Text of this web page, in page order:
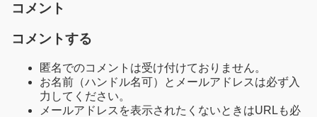
コメント
コメントする
匿名でのコメントは受け付けておりません。
お名前（ハンドル名可）とメールアドレスは必ず入
力してください。
メールアドレスを表示されたくないときはURLも必